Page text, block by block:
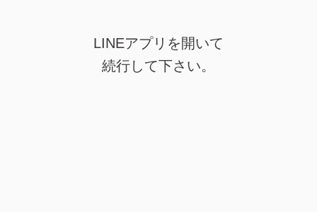
LINEアプリを開いて
続行して下さい。